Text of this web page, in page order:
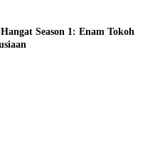
Season 1: Enam Tokoh